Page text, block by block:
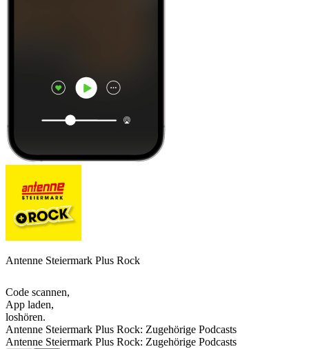
Antenne Steiermark Plus Rock
Code scannen,
App laden,
loshören.
Antenne Steiermark Plus Rock: Zugehörige Podcasts
Antenne Steiermark Plus Rock: Zugehörige Podcasts